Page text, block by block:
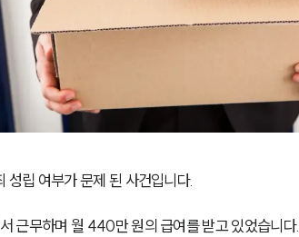
성립 여부가 문제 된 사건입니다.
근무하며 월 440만 원의 급여를 받고 있었습니다.